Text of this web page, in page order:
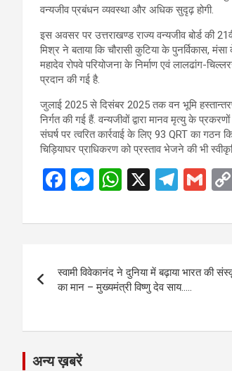
वन्यजीव प्रबंधन व्यवस्था और अधिक सुदृढ़ होगी.
इस अवसर पर उत्तराखण्ड राज्य वन्यजीव बोर्ड की
मिश्र ने बताया कि चौरासी कुटिया के पुनर्विकास,
महादेव रोपवे परियोजना के निर्माण एवं लालढांग-
प्रदान की गई है.
जुलाई 2025 से दिसंबर 2025 तक वन भूमि
निर्गत की गई हैं. वन्यजीवों द्वारा मानव मृत्यु के
संघर्ष पर त्वरित कार्रवाई के लिए 93 QRT का गठन
चिड़ियाघर प्राधिकरण को प्रस्ताव भेजने की भी
F
ce
o
o
M
se
g
er
W
at
A
p
X
T
e
a
m
G
ail
navigation
स्वामी विवेकानंद ने दुनिया में बढ़ाया भारत की
का मान – मुख्यमंत्री विष्णु देव साय…..
अन्य ख़बरें